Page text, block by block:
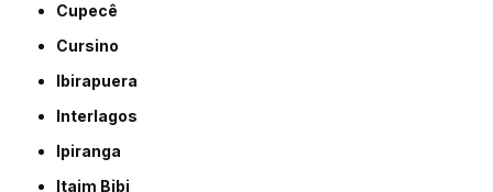
Cupecê
Cursino
Ibirapuera
Interlagos
Ipiranga
Itaim Bibi